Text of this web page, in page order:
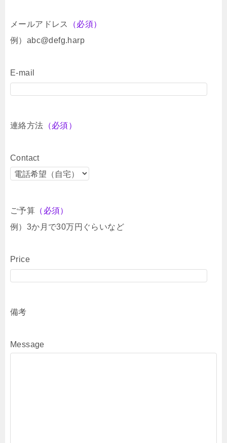
メールアドレス
（必須）
例）abc@defg.harp
E-mail
連絡方法 （必須）
Contact
ご予算 （必須）
例）3か月で30万円ぐらいなど
Price
備考
Message